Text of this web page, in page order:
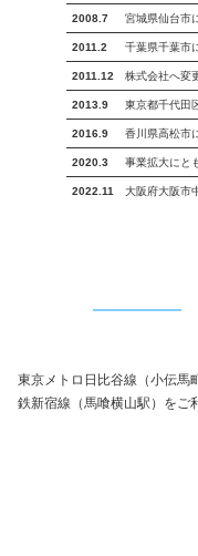
2008.7 宮城県仙台市
2011.2 千葉県千葉市
2011.12 株式会社へ変
2013.9 東京都千代田
2016.9 香川県高松市
2020.3 事業拡大にと
2022.11 大阪府大阪市
東京メトロ日比谷線（小伝馬
鉄新宿線（馬喰横山駅）をご